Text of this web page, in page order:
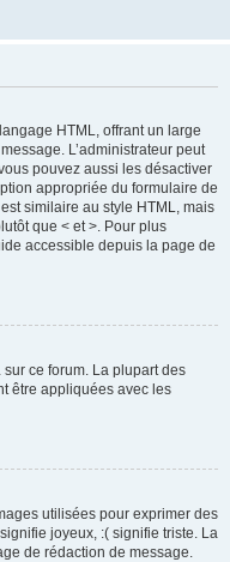
HTML, offrant un large
L’administrateur peut
pouvez aussi les désactiver
appropriée du formulaire de
similaire au style HTML, mais
que < et >. Pour plus
accessible depuis la page de
ce forum. La plupart des
être appliquées avec les
utilisées pour exprimer des
joyeux, :( signifie triste. La
de rédaction de message.